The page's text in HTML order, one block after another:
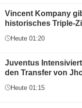
Vincent Kompany
historisches Triple-
Heute 01:20
Juventus
den Transfer von
Heute 01:15